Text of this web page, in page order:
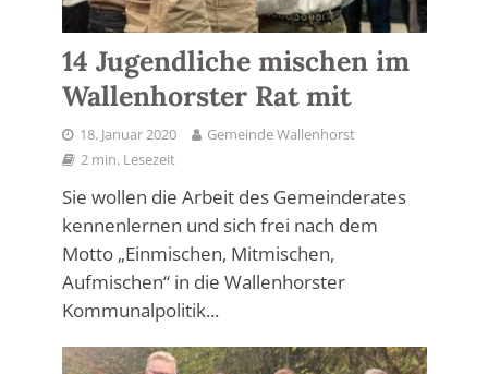
14 Jugendliche mischen im
Wallenhorster Rat mit
18. Januar 2020
Gemeinde Wallenhorst
2 min. Lesezeit
Sie wollen die Arbeit des Gemeinderates
kennenlernen und sich frei nach dem
Motto „Einmischen, Mitmischen,
Aufmischen“ in die Wallenhorster
Kommunalpolitik...